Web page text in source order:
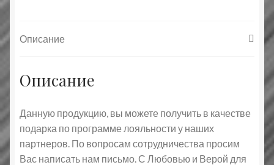
Описание
Описание
Данную продукцию, вы можете получить в качестве
подарка по программе лояльности у наших
партнеров. По вопросам сотрудничества просим
Вас написать нам письмо. С Любовью и Верой для